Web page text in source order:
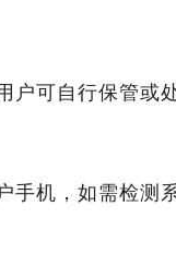
可自行保管或处
手机，如需检测